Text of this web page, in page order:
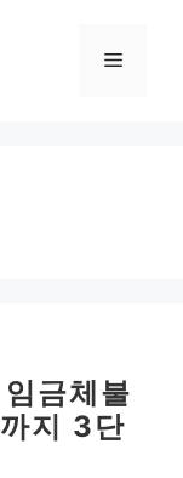
메
금체불
지 3단